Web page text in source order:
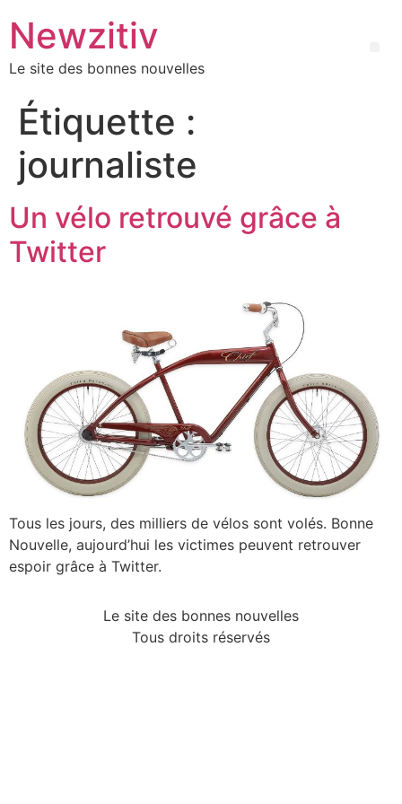
Newzitiv
Le site des bonnes nouvelles
Étiquette :
journaliste
Un vélo retrouvé grâce à
Twitter
Tous les jours, des milliers de vélos sont volés. Bonne
Nouvelle, aujourd’hui les victimes peuvent retrouver
espoir grâce à Twitter.
Le site des bonnes nouvelles
Tous droits réservés